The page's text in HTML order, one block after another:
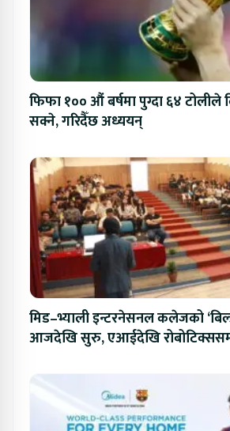
फिफा १०० औं बर्षमा पुग्दा ६४ टोलीले
सक्ने, गरिदैँछ अध्ययन्
मिड–भ्याली इन्टरनेसनल कलेजको
आजदेखि सुरु, एआईदेखि